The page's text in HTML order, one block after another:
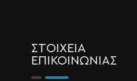
ΣΤΟΙΧΕΙΑ
ΕΠΙΚΟΙΝΩΝΙΑΣ